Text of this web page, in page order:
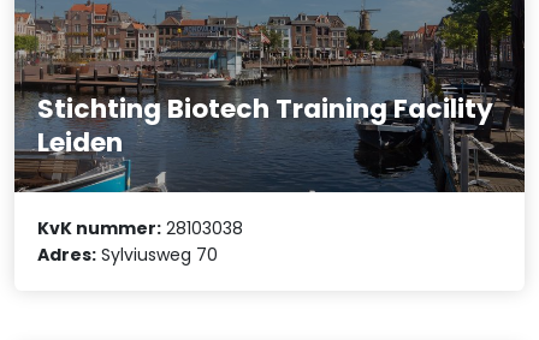
Stichting Biotech Training Facility
Leiden
KvK nummer: 28103038
Adres: Sylviusweg 70